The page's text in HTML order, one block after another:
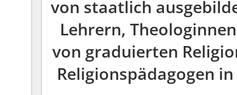
von staatlich
Lehrern,
von graduierten
Religionspädagogen